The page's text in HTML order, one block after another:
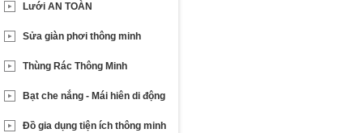
Lưới AN TOÀN
Sửa giàn phơi thông minh
Thùng Rác Thông Minh
Bạt che nắng - Mái hiên di động
Đồ gia dụng tiện ích thông minh